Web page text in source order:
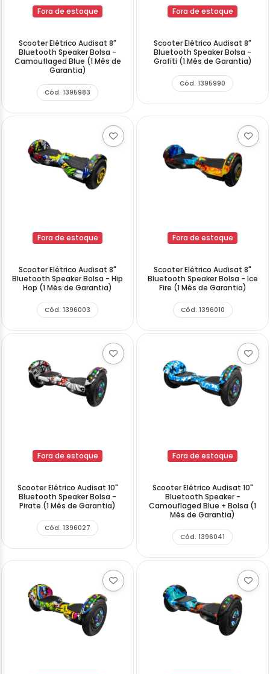
Fora de estoque
Scooter Elétrico Audisat 8"
Bluetooth Speaker Bolsa -
Camouflaged Blue (1 Mês de
Garantia)
Cód. 1395983
Fora de estoque
Scooter Elétrico Audisat 8"
Bluetooth Speaker Bolsa -
Grafiti (1 Mês de Garantia)
Cód. 1395990
Fora de estoque
Scooter Elétrico Audisat 8"
Bluetooth Speaker Bolsa - Hip
Hop (1 Mês de Garantia)
Cód. 1396003
Fora de estoque
Scooter Elétrico Audisat 8"
Bluetooth Speaker Bolsa - Ice
Fire (1 Mês de Garantia)
Cód. 1396010
Fora de estoque
Scooter Elétrico Audisat 10"
Bluetooth Speaker Bolsa -
Pirate (1 Mês de Garantia)
Cód. 1396027
Fora de estoque
Scooter Elétrico Audisat 10"
Bluetooth Speaker -
Camouflaged Blue + Bolsa (1
Mês de Garantia)
Cód. 1396041